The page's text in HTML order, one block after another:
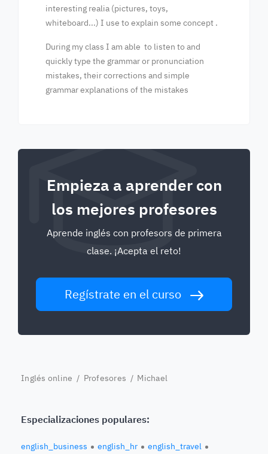
interesting realia (pictures, toys,
whiteboard...) I use to explain some concept .
During my class I am able to listen to and
quickly type the grammar or pronunciation
mistakes, their corrections and simple
grammar explanations of the mistakes
Empieza a aprender con
los mejores profesores
Aprende inglés con profesors de primera
clase. ¡Acepta el reto!
Regístrate en el curso
Inglés online / Profesores / Michael
Especializaciones populares:
english_business english_hr english_travel